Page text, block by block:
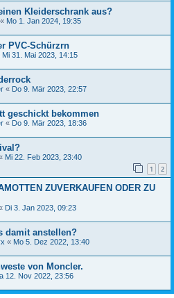
Kleiderschrank aus?
« Mo 1. Jan 2024, 19:35
PVC-Schürzrn
Mi 31. Mai 2023, 14:15
« Do 9. Mär 2023, 22:57
geschickt bekommen
« Do 9. Mär 2023, 18:36
Mi 22. Feb 2023, 23:40
1 2
ZUVERKAUFEN ODER ZU
Di 3. Jan 2023, 09:23
damit anstellen?
« Mo 5. Dez 2022, 13:40
von Moncler.
12. Nov 2022, 23:56